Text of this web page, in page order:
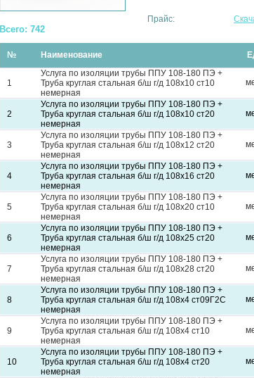
Прайс:
Всего: 742
№ Наименование
1
Услуга по изоляции трубы ППУ 108-180 ПЭ +
Труба круглая стальная б/ш г/д 108х10 ст10
немерная
2
Услуга по изоляции трубы ППУ 108-180 ПЭ +
Труба круглая стальная б/ш г/д 108х10 ст20
немерная
3
Услуга по изоляции трубы ППУ 108-180 ПЭ +
Труба круглая стальная б/ш г/д 108х12 ст20
немерная
4
Услуга по изоляции трубы ППУ 108-180 ПЭ +
Труба круглая стальная б/ш г/д 108х16 ст20
немерная
5
Услуга по изоляции трубы ППУ 108-180 ПЭ +
Труба круглая стальная б/ш г/д 108х20 ст10
немерная
6
Услуга по изоляции трубы ППУ 108-180 ПЭ +
Труба круглая стальная б/ш г/д 108х25 ст20
немерная
7
Услуга по изоляции трубы ППУ 108-180 ПЭ +
Труба круглая стальная б/ш г/д 108х28 ст20
немерная
8
Услуга по изоляции трубы ППУ 108-180 ПЭ +
Труба круглая стальная б/ш г/д 108х4 ст09Г2С
немерная
9
Услуга по изоляции трубы ППУ 108-180 ПЭ +
Труба круглая стальная б/ш г/д 108х4 ст10
немерная
10
Услуга по изоляции трубы ППУ 108-180 ПЭ +
Труба круглая стальная б/ш г/д 108х4 ст20
немерная